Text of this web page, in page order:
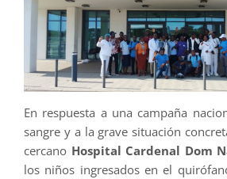
En respuesta a una campaña
sangre y a la grave situación
cercano Hospital Cardenal Dom
los niños ingresados en el